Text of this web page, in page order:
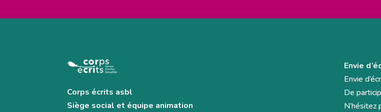
Corps écrits asbl
Siège social et équipe animation
Envie
Envie
De
N’hésitez